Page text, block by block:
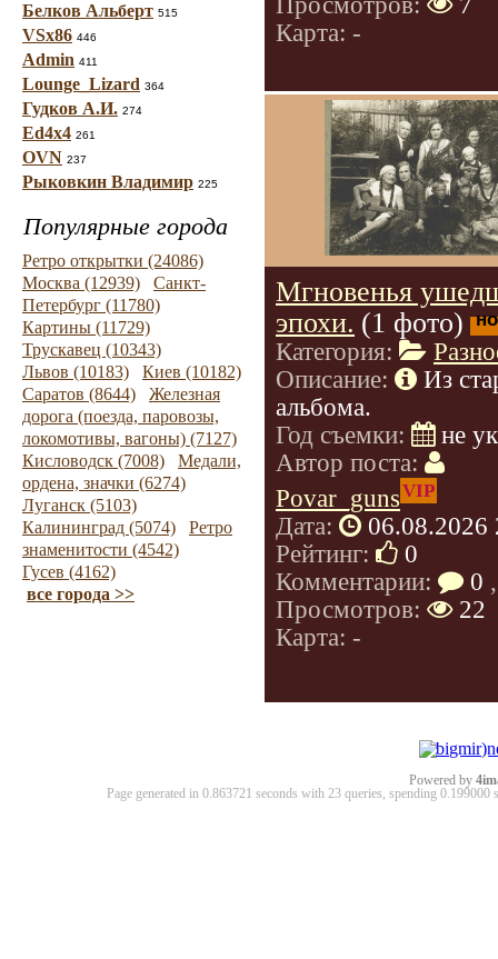
Белков Альберт 515
VSx86 446
Admin 411
Lounge_Lizard 364
Гудков А.И. 274
Ed4x4 261
OVN 237
Рыковкин Владимир 225
Популярные города
Ретро открытки (24086)
Москва (12939)
Санкт-
Петербург (11780)
Картины (11729)
Трускавец (10343)
Львов (10183)
Киев (10182)
Саратов (8644)
Железная
дорога (поезда, паровозы,
локомотивы, вагоны) (7127)
Кисловодск (7008)
Медали,
ордена, значки (6274)
Луганск (5103)
Калининград (5074)
Ретро
знаменитости (4542)
Гусев (4162)
все города >>
Карта: -
Мгновенья
эпохи. (1 фото)
Категория:
Описание:
Из
альбома.
Год съемки:
не
Автор поста:
Povar_gunsVIP
Дата:
06.08.2026
Рейтинг:
0
Комментарии:
0 ,
Просмотров:
22
Карта: -
Powered by
Page generated in 0.863721 seconds with 23 queries, spending